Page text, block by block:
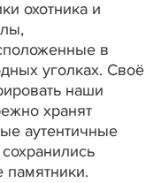
охотника и
в
уголках. Своё
наши
хранят
аутентичные
памятники.